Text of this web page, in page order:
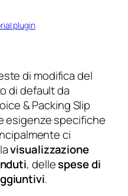
plugin
di modifica del
di default da
& Packing Slip
esigenze specifiche
ci
visualizzazione
, dellespese di
.